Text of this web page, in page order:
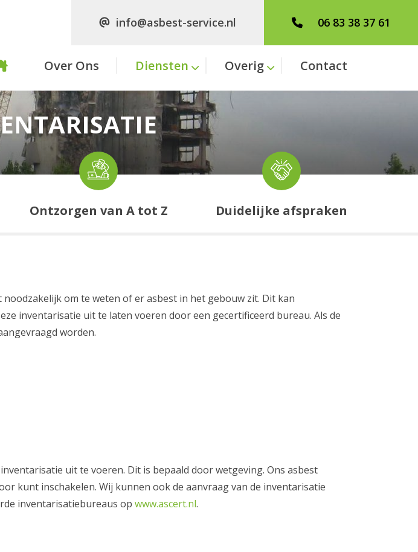
info@asbest-service.nl 06 83 38 37 61
Over Ons Diensten Overig Contact
Ontzorgen van A tot Z Duidelijke afspraken
om te weten of er asbest in het gebouw zit. Dit kan
inventarisatie uit te laten voeren door een gecertificeerd bureau. Als de
worden.
uit te voeren. Dit is bepaald door wetgeving. Ons asbest
kunt inschakelen. Wij kunnen ook de aanvraag van de inventarisatie
inventarisatiebureaus op www.ascert.nl.